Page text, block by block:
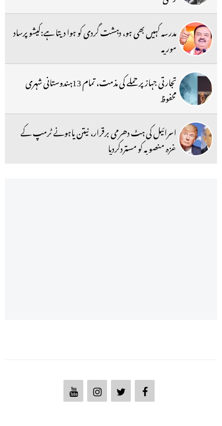
مدرسہ کہیں بھی ہو، دہشت گردی کو ہوا دیتا ہے:کیشو پرساد
موریہ
تجارتی جہاز پر حملے کی مذمت، تمام 13ہندوستانی شہری
محفوظ
اسرائیل کی ہٹ دھرمی برقرار، نیتن یاہونے ٹرمپ کے
غزہ منصوبہ کو مستردکردیا